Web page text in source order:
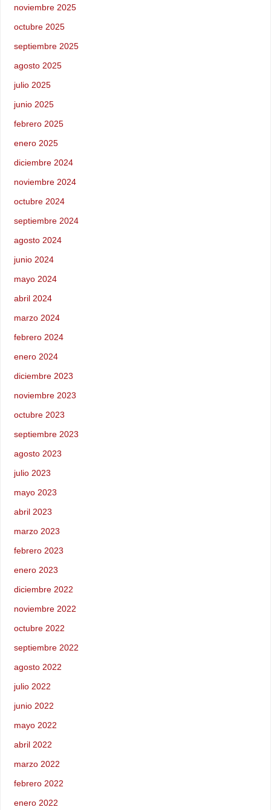
noviembre 2025
octubre 2025
septiembre 2025
agosto 2025
julio 2025
junio 2025
febrero 2025
enero 2025
diciembre 2024
noviembre 2024
octubre 2024
septiembre 2024
agosto 2024
junio 2024
mayo 2024
abril 2024
marzo 2024
febrero 2024
enero 2024
diciembre 2023
noviembre 2023
octubre 2023
septiembre 2023
agosto 2023
julio 2023
mayo 2023
abril 2023
marzo 2023
febrero 2023
enero 2023
diciembre 2022
noviembre 2022
octubre 2022
septiembre 2022
agosto 2022
julio 2022
junio 2022
mayo 2022
abril 2022
marzo 2022
febrero 2022
enero 2022